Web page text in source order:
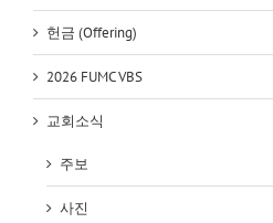
헌금 (Offering)
2026 FUMC VBS
교회소식
주보
사진